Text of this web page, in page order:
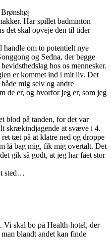
Har spillet badminton
det skal opveje den til tider
handle om to potentielt nye
og Sedna, der begge
hos os mennesker.
er kommet ind i mit liv. Det
mig selv og andre
de er, og hvorfor jeg er, som jeg
blod på tanden, for det var
skrækindjagende at svæve i 4.
tæt på at klatre ned og droppe
lå bag mig, fik mig overtalt. Det
gik så godt, at jeg har fået stor
sted…
skal bo på Health-hotel, der
blandt andet kan finde